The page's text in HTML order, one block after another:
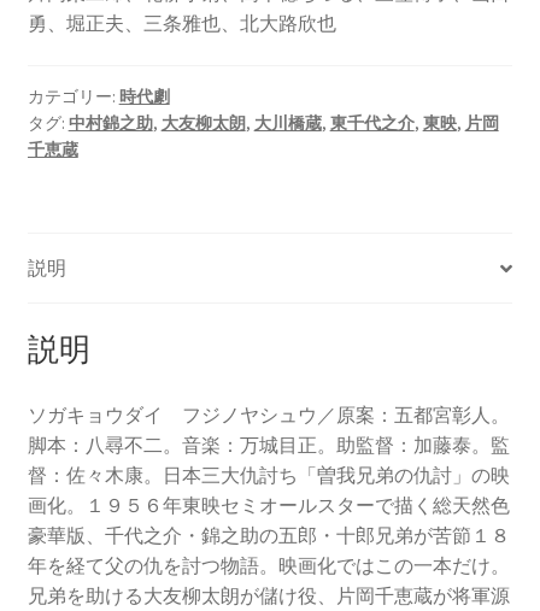
勇、堀正夫、三条雅也、北大路欣也
カテゴリー: 時代劇
タグ: 中村錦之助, 大友柳太朗, 大川橋蔵, 東千代之介, 東映, 片岡
千恵蔵
説明
説明
ソガキョウダイ フジノヤシュウ／原案：五都宮彰人。
脚本：八尋不二。音楽：万城目正。助監督：加藤泰。監
督：佐々木康。日本三大仇討ち「曽我兄弟の仇討」の映
画化。１９５６年東映セミオールスターで描く総天然色
豪華版、千代之介・錦之助の五郎・十郎兄弟が苦節１８
年を経て父の仇を討つ物語。映画化ではこの一本だけ。
兄弟を助ける大友柳太朗が儲け役、片岡千恵蔵が将軍源